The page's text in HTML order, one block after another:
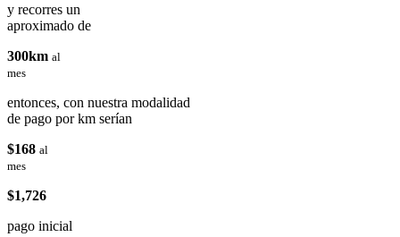
y recorres un
aproximado de
300km al
mes
entonces, con nuestra modalidad
de pago por km serían
$168 al
mes
$1,726
pago inicial